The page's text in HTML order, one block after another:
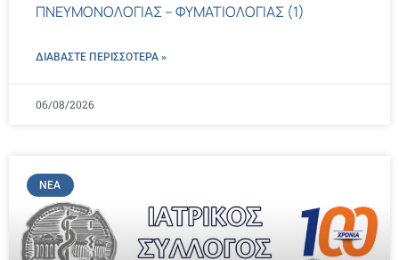
ΠΝΕΥΜΟΝΟΛΟΓΙΑΣ – ΦΥΜΑΤΙΟΛΟΓΙΑΣ (1)
ΔΙΑΒΑΣΤΕ ΠΕΡΙΣΣΌΤΕΡΑ »
06/08/2026
ΝΈΑ